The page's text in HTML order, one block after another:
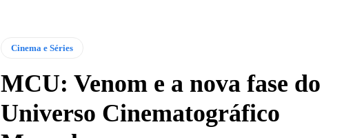
Cinema e Séries
MCU: Venom e a nova fase do
Universo Cinematográfico